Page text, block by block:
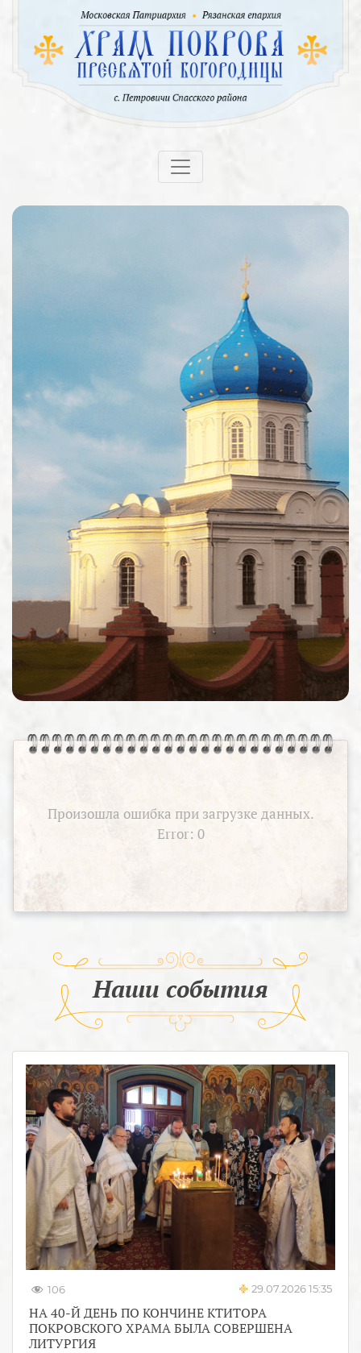
Произошла ошибка при загрузке данных.
Error: 0
Наши события
106 29.07.2026 15:35
НА 40-Й ДЕНЬ ПО КОНЧИНЕ КТИТОРА
ПОКРОВСКОГО ХРАМА БЫЛА СОВЕРШЕНА
ЛИТУРГИЯ